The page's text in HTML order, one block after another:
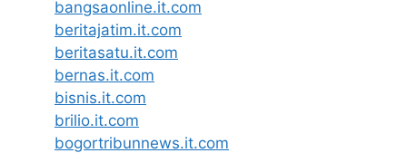
bangsaonline.it.com
beritajatim.it.com
beritasatu.it.com
bernas.it.com
bisnis.it.com
brilio.it.com
bogortribunnews.it.com